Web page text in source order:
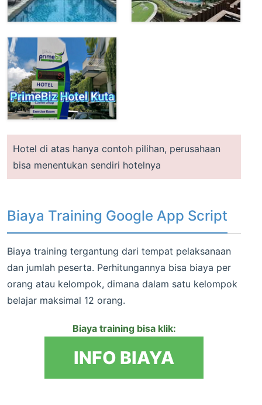
Hotel di atas hanya contoh pilihan, perusahaan
bisa menentukan sendiri hotelnya
Biaya Training Google App Script
Biaya training tergantung dari tempat pelaksanaan
dan jumlah peserta. Perhitungannya bisa biaya per
orang atau kelompok, dimana dalam satu kelompok
belajar maksimal 12 orang.
Biaya training bisa klik:
INFO BIAYA